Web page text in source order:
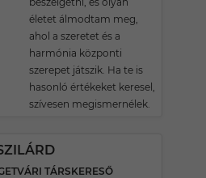
életet álmodtam meg,
ahol a szeretet és a
harmónia központi
szerepet játszik. Ha te is
hasonló értékeket keresel,
szívesen megismernélek.
TÁRSKERESŐ